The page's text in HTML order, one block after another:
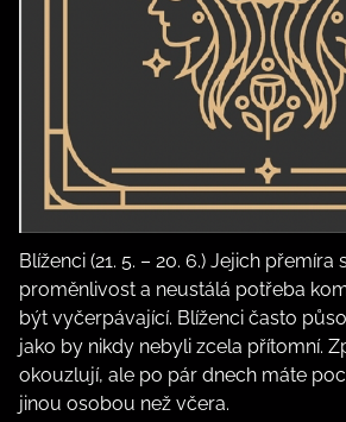
Blíženci (21. 5. – 20. 6.) Jejich přemíra
proměnlivost a neustálá potřeba
být vyčerpávající. Blíženci často
jako by nikdy nebyli zcela přítomní.
okouzlují, ale po pár dnech máte
jinou osobou než včera.